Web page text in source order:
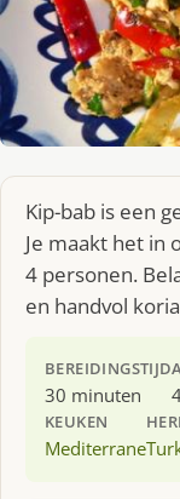
Kip-bab is een
Je maakt het in
4 personen.
en handvol
BEREIDINGSTIJD
30 minuten
KEUKEN
Mediterrane